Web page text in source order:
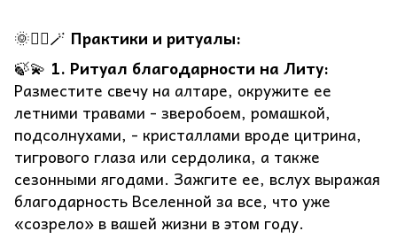
🌞🧘‍♀️🪄 Практики и ритуалы:
🍃💫 1. Ритуал благодарности на Литу:
Разместите свечу на алтаре, окружите ее
летними травами - зверобоем, ромашкой,
подсолнухами, - кристаллами вроде цитрина,
тигрового глаза или сердолика, а также
сезонными ягодами. Зажгите ее, вслух выражая
благодарность Вселенной за все, что уже
«созрело» в вашей жизни в этом году.